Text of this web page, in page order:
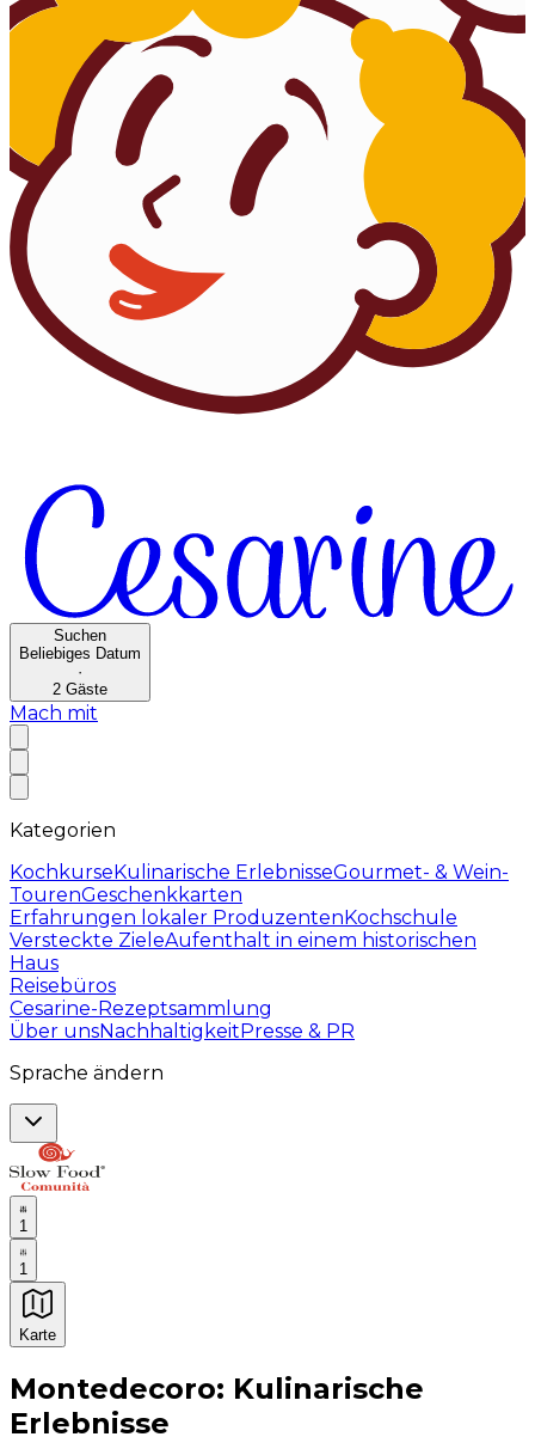
Suchen
Beliebiges Datum
·
2 Gäste
Mach mit
Kategorien
KochkurseKulinarische ErlebnisseGourmet- & Wein-
TourenGeschenkkarten
Erfahrungen lokaler ProduzentenKochschule
Versteckte ZieleAufenthalt in einem historischen
Haus
Reisebüros
Cesarine-Rezeptsammlung
Über unsNachhaltigkeitPresse & PR
Sprache ändern
1
1
Karte
Unvergessliche kulinarische Erlebnisse:
Montedecoro: Kulinarische
Erlebnisse